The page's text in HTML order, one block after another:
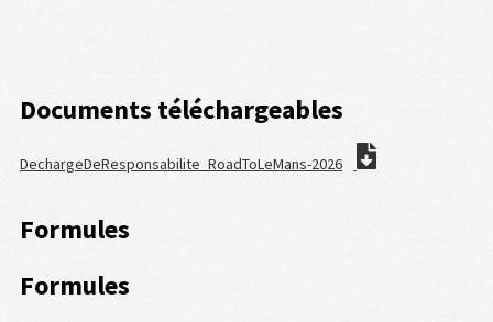
Documents téléchargeables
DechargeDeResponsabilite_RoadToLeMans-2026
Formules
Formules